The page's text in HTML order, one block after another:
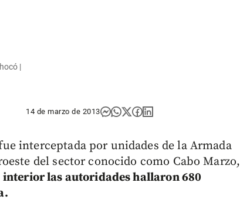
|
14 de marzo de 2013
interceptada por unidades de la Armada
del sector conocido como Cabo Marzo,
interior las autoridades hallaron 680